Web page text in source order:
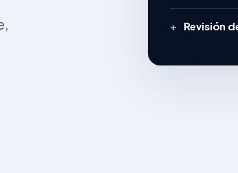
Revisión